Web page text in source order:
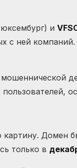
и
с ней
картину. Домен
только в